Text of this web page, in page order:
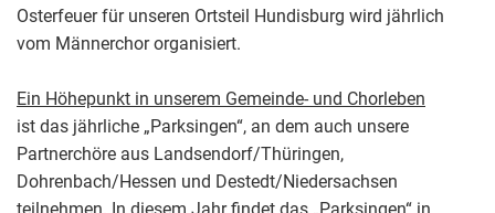
Osterfeuer für unseren Ortsteil Hundisburg wird jährlich
vom Männerchor organisiert.
Ein Höhepunkt in unserem Gemeinde- und Chorleben
ist das jährliche „Parksingen“, an dem auch unsere
Partnerchöre aus Landsendorf/Thüringen,
Dohrenbach/Hessen und Destedt/Niedersachsen